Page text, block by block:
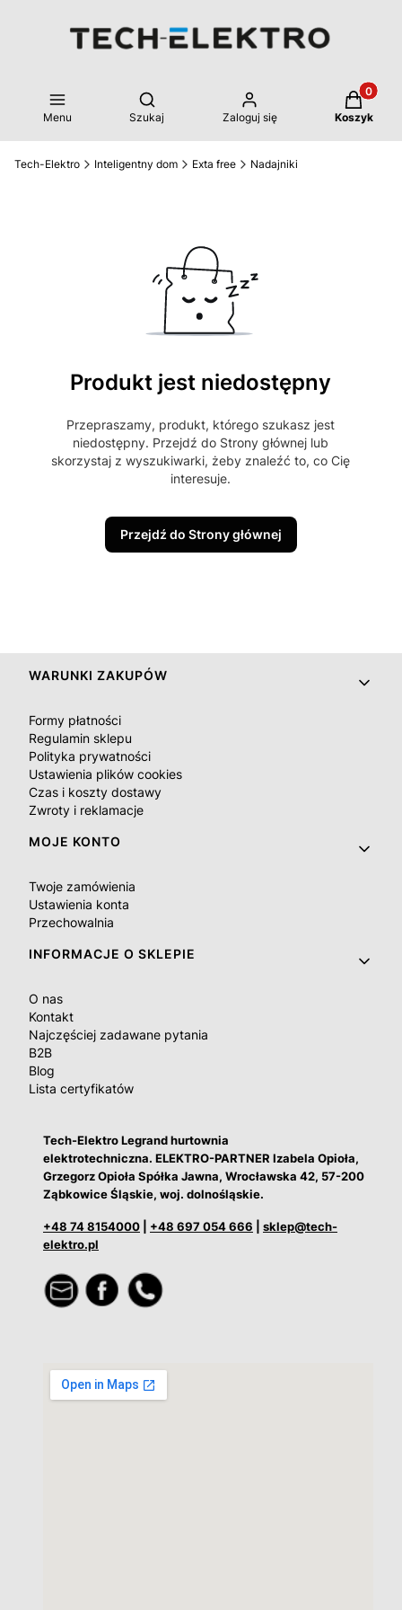
Menu
Otwórz wyszukiwarkę
Szukaj Zaloguj się Koszyk
Tech-Elektro Inteligentny dom Exta free Nadajniki
Produkt jest niedostępny
Przepraszamy, produkt, którego szukasz jest
niedostępny. Przejdź do Strony głównej lub
skorzystaj z wyszukiwarki, żeby znaleźć to, co Cię
interesuje.
Przejdź do Strony głównej
Linki w stopce
WARUNKI ZAKUPÓW
Formy płatności
Regulamin sklepu
Polityka prywatności
Ustawienia plików cookies
Czas i koszty dostawy
Zwroty i reklamacje
MOJE KONTO
Twoje zamówienia
Ustawienia konta
Przechowalnia
INFORMACJE O SKLEPIE
O nas
Kontakt
Najczęściej zadawane pytania
B2B
Blog
Lista certyfikatów
Tech-Elektro Legrand hurtownia
elektrotechniczna. ELEKTRO-PARTNER Izabela Opioła,
Grzegorz Opioła Spółka Jawna, Wrocławska 42, 57-200
Ząbkowice Śląskie, woj. dolnośląskie.
+48 74 8154000 +48 697 054 666
sklep@tech-
elektro.pl